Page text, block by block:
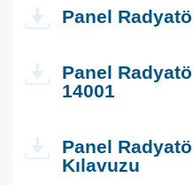
Panel
Panel
14001
Panel
Kılavuzu